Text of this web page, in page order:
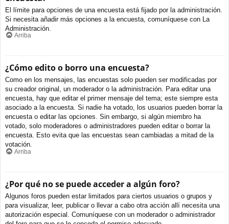
El límite para opciones de una encuesta está fijado por la administración.
Si necesita añadir más opciones a la encuesta, comuníquese con La
Administración.
Arriba
¿Cómo edito o borro una encuesta?
Como en los mensajes, las encuestas solo pueden ser modificadas por
su creador original, un moderador o la administración. Para editar una
encuesta, hay que editar el primer mensaje del tema; este siempre esta
asociado a la encuesta. Si nadie ha votado, los usuarios pueden borrar la
encuesta o editar las opciones. Sin embargo, si algún miembro ha
votado, solo moderadores o administradores pueden editar o borrar la
encuesta. Esto evita que las encuestas sean cambiadas a mitad de la
votación.
Arriba
¿Por qué no se puede acceder a algún foro?
Algunos foros pueden estar limitados para ciertos usuarios o grupos y
para visualizar, leer, publicar o llevar a cabo otra acción allí necesita una
autorización especial. Comuníquese con un moderador o administrador